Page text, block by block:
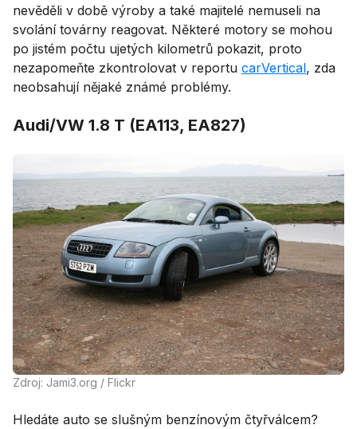
nevěděli v době výroby a také majitelé nemuseli na
svolání továrny reagovat. Některé motory se mohou
po jistém počtu ujetých kilometrů pokazit, proto
nezapomeňte zkontrolovat v reportu carVertical, zda
neobsahují nějaké známé problémy.
Audi/VW 1.8 T (EA113, EA827)
Zdroj: Jami3.org / Flickr
Hledáte auto se slušným benzínovým čtyřválcem?